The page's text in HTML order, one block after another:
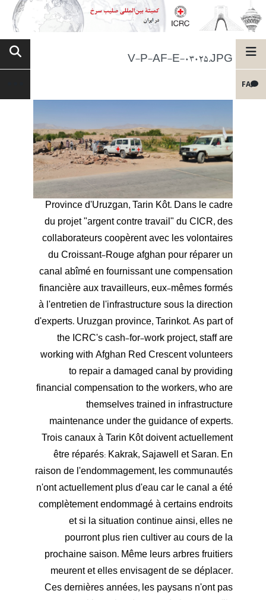
FA
V-P-AF-E-03025.JPG
Province d'Uruzgan, Tarin Kôt. Dans le cadre
du projet "argent contre travail" du CICR, des
collaborateurs coopèrent avec les volontaires
du Croissant-Rouge afghan pour réparer un
canal abîmé en fournissant une compensation
financière aux travailleurs, eux-mêmes formés
à l'entretien de l'infrastructure sous la direction
d'experts. Uruzgan province, Tarinkot. As part of
the ICRC's cash-for-work project, staff are
working with Afghan Red Crescent volunteers
to repair a damaged canal by providing
financial compensation to the workers, who are
themselves trained in infrastructure
maintenance under the guidance of experts.
Trois canaux à Tarin Kôt doivent actuellement
être réparés: Kakrak, Sajawell et Saran. En
raison de l'endommagement, les communautés
n'ont actuellement plus d'eau car le canal a été
complètement endommagé à certains endroits
et si la situation continue ainsi, elles ne
pourront plus rien cultiver au cours de la
prochaine saison. Même leurs arbres fruitiers
meurent et elles envisagent de se déplacer.
Ces dernières années, les paysans n'ont pas